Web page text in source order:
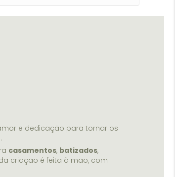
e dedicação para tornar os
casamentos, batizados,
criação é feita à mão, com